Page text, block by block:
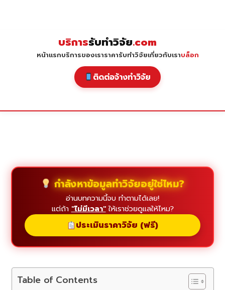
บริการรับทำวิจัย.com
หน้าแรกบริการของเราราคารับทำวิจัยเกี่ยวกับเราบล็อก
ติดต่อจ้างทำวิจัย
กำลังหาข้อมูลทำวิจัยอยู่ใช่ไหม?
อ่านบทความนี้จบ ทำตามได้เลย!
แต่ถ้า "ไม่มีเวลา"ให้เราช่วยดูแลให้ไหม?
ประเมินราคาวิจัย (ฟรี)
Table of Contents